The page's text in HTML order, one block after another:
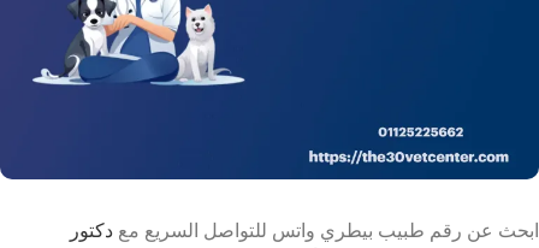
ابحث عن رقم طبيب بيطري واتس للتواصل السريع مع دكتور